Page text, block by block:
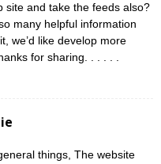
site and take the feeds also?
many helpful information
we’d like develop more
for sharing. . . . . .
things, The website